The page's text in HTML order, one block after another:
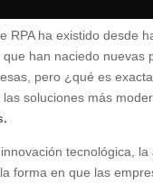
RPA ha existido desde
han naciedo nuevas
pero ¿qué es
soluciones más
tecnológica,
forma en que las